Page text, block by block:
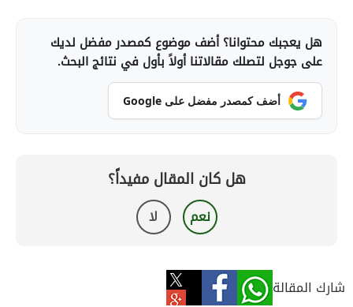
هل يعجبك محتوانا؟ أضف موضوع كمصدر مفضل لديك
على جوجل لتصلك مقالاتنا أولاً بأول في نتائج البحث.
أضف كمصدر مفضل على Google
هل كان المقال مفيداً؟
نعم لا
شارك المقالة